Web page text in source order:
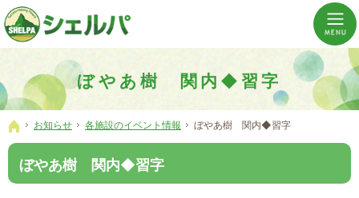
ぼやあ樹 関内◆習字
介護の「通い・泊まり・訪問」から必要なものだけをご提供。介護のことならシェルパへ。
横浜市神奈川区 事業所数No,1の小規模多機能型居宅介護ぼやあ樹
ホーム
お知らせ 各施設のイベント情報 ぼやあ樹 関内◆習字
ぼやあ樹 関内◆習字